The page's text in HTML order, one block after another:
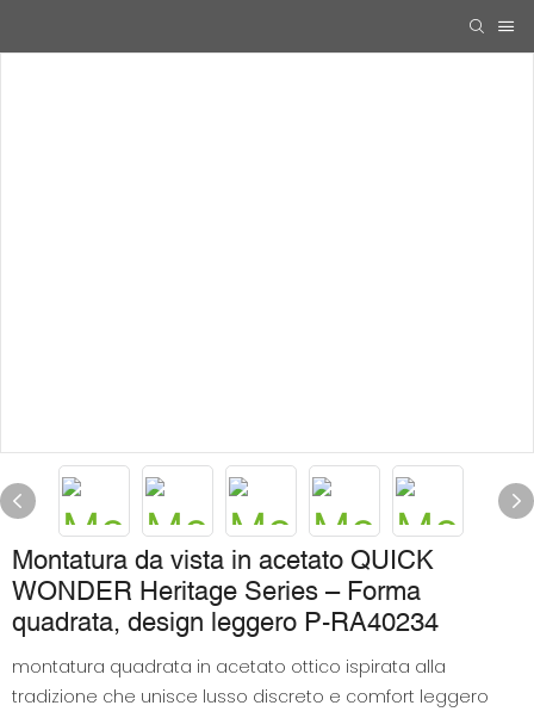
Montatura da vista in acetato QUICK
WONDER Heritage Series – Forma
quadrata, design leggero P-RA40234
montatura quadrata in acetato ottico ispirata alla
tradizione che unisce lusso discreto e comfort leggero